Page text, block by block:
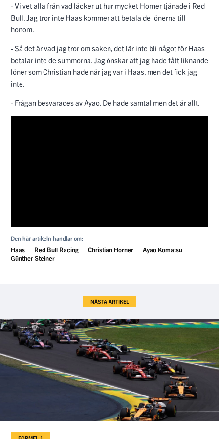
- Vi vet alla från vad läcker ut hur mycket Horner tjänade i Red
Bull. Jag tror inte Haas kommer att betala de lönerna till
honom.
- Så det är vad jag tror om saken, det lär inte bli något för Haas
betalar inte de summorna. Jag önskar att jag hade fått liknande
löner som Christian hade när jag var i Haas, men det fick jag
inte.
- Frågan besvarades av Ayao. De hade samtal men det är allt.
Den här artikeln handlar om:
Haas Red Bull Racing Christian Horner
Ayao Komatsu
Günther Steiner
NÄSTA ARTIKEL
FORMEL 1